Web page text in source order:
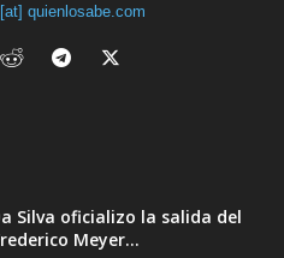
quienlosabe.com
Silva oficializo la salida del
Meyer...